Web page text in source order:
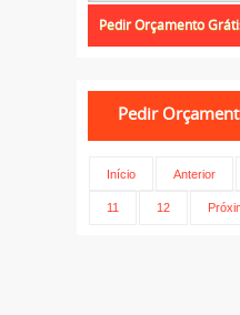
Início Anterior
11 12